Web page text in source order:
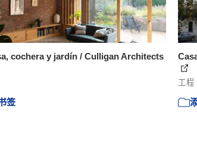
cochera y jardín / Culligan Architects
签
工程